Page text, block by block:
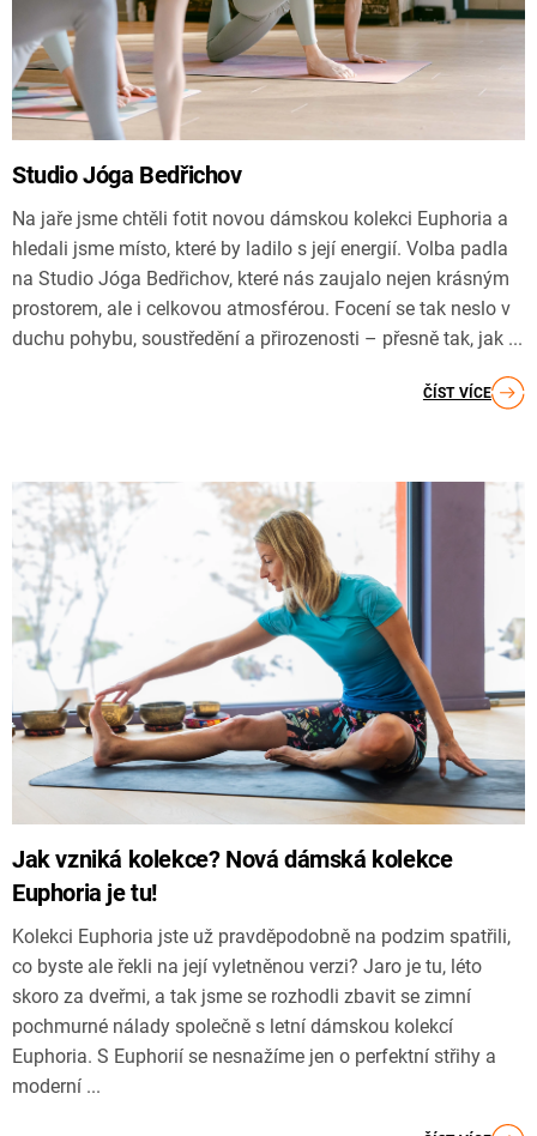
Studio Jóga Bedřichov
Na jaře jsme chtěli fotit novou dámskou kolekci Euphoria a
hledali jsme místo, které by ladilo s její energií. Volba padla
na Studio Jóga Bedřichov, které nás zaujalo nejen krásným
prostorem, ale i celkovou atmosférou. Focení se tak neslo v
duchu pohybu, soustředění a přirozenosti – přesně tak, jak ...
ČÍST VÍCE
Jak vzniká kolekce? Nová dámská kolekce
Euphoria je tu!
Kolekci Euphoria jste už pravděpodobně na podzim spatřili,
co byste ale řekli na její vyletněnou verzi? Jaro je tu, léto
skoro za dveřmi, a tak jsme se rozhodli zbavit se zimní
pochmurné nálady společně s letní dámskou kolekcí
Euphoria. S Euphorií se nesnažíme jen o perfektní střihy a
moderní ...